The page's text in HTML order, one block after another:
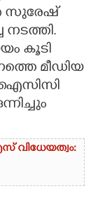
സുരേഷ്
നടത്തി.
കൂടി
മീഡിയ
വിധേയത്വം: